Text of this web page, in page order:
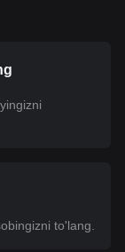
to'lang.